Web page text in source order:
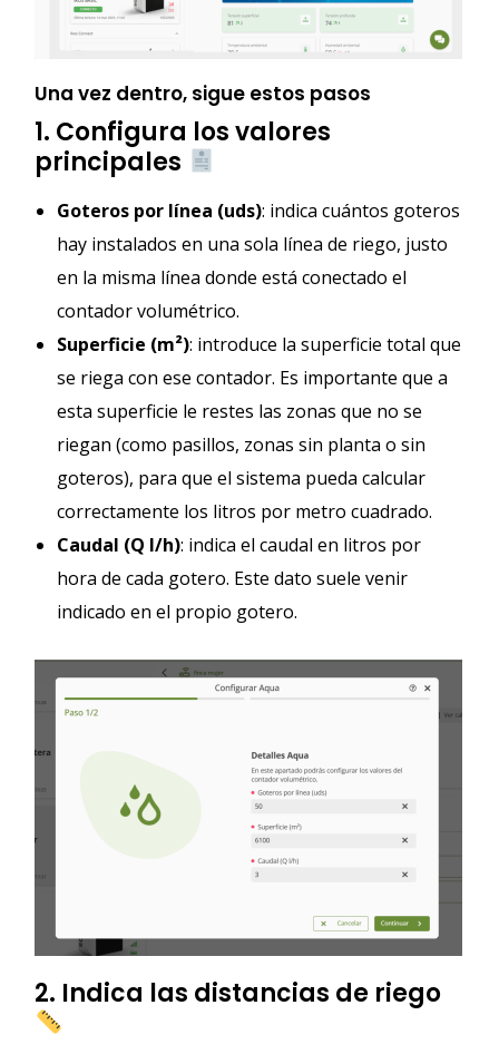
Una vez dentro, sigue estos pasos
1. Configura los valores
principales
Goteros por línea (uds): indica cuántos goteros
hay instalados en una sola línea de riego, justo
en la misma línea donde está conectado el
contador volumétrico.
Superficie (m²): introduce la superficie total que
se riega con ese contador. Es importante que a
esta superficie le restes las zonas que no se
riegan (como pasillos, zonas sin planta o sin
goteros), para que el sistema pueda calcular
correctamente los litros por metro cuadrado.
Caudal (Q l/h): indica el caudal en litros por
hora de cada gotero. Este dato suele venir
indicado en el propio gotero.
2. Indica las distancias de riego